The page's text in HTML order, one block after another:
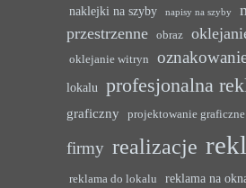
naklejki na szyby
napisy na szyby
przestrzenne
obraz
oklejanie witryn
lokalu profesjonalna
graficzny
projektowanie graficzne
firmy realizacje
reklama do lokalu reklama na